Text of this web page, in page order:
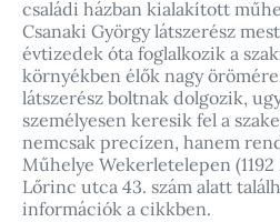
családi házban kialakított
Csanaki György látszerész
évtizedek óta foglalkozik a
környékben élők nagy
látszerész boltnak dolgozik,
személyesen keresik fel a
nemcsak precízen, hanem
Műhelye Wekerletelepen (1192
Lőrinc utca 43. szám alatt
információk a cikkben.